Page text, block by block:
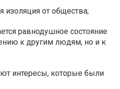
изоляция от общества;
равнодушное состояние
к другим людям, но и к
интересы, которые были